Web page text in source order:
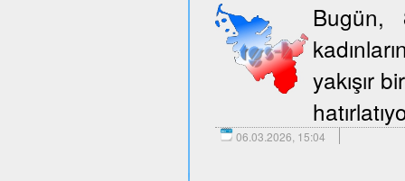
Bugün,
yakışır
06.03.2026, 15:04